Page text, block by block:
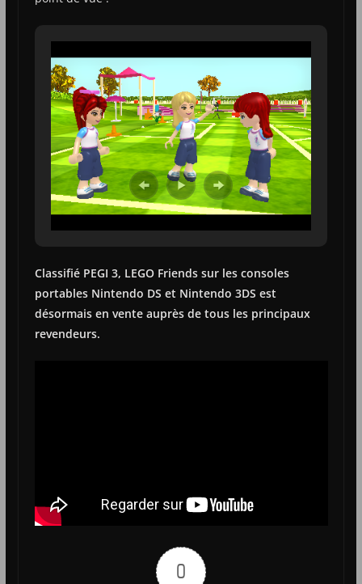
Classifié PEGI 3, LEGO Friends sur les consoles
portables Nintendo DS et Nintendo 3DS est
désormais en vente auprès de tous les principaux
revendeurs.
0